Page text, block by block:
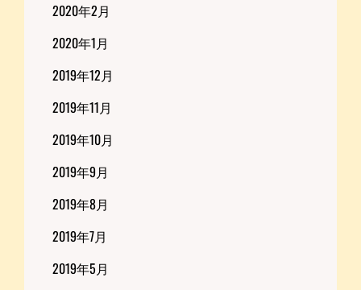
2020年2月
2020年1月
2019年12月
2019年11月
2019年10月
2019年9月
2019年8月
2019年7月
2019年5月